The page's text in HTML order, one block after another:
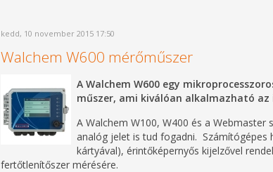
kedd, 10 november 2015 17:50
Walchem W600 mérőműszer
A Walchem W600 egy
műszer, ami kiválóan alkalmazható az
A Walchem W100, W400 és a
analóg jelet is tud fogadni. Számítógépes
kártyával), érintőképernyős kijelzővel
fertőtlenítőszer mérésére.